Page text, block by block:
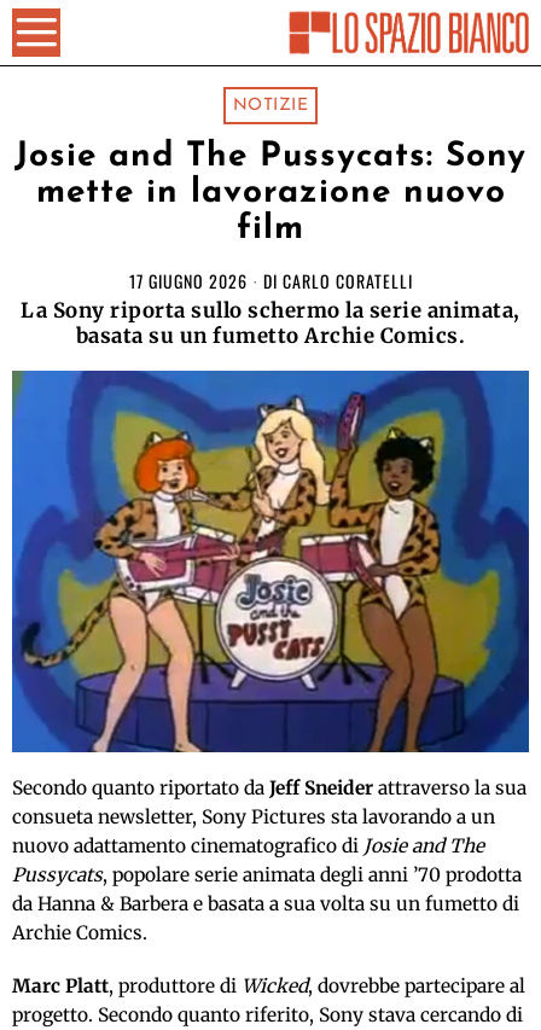
NOTIZIE
Josie and The Pussycats: Sony
mette in lavorazione nuovo
film
17 GIUGNO 2026 DI CARLO CORATELLI
La Sony riporta sullo schermo la serie animata,
basata su un fumetto Archie Comics.
Secondo quanto riportato da Jeff Sneider attraverso la sua
consueta newsletter, Sony Pictures sta lavorando a un
nuovo adattamento cinematografico di Josie and The
Pussycats, popolare serie animata degli anni ’70 prodotta
da Hanna & Barbera e basata a sua volta su un fumetto di
Archie Comics.
Marc Platt, produttore di Wicked, dovrebbe partecipare al
progetto. Secondo quanto riferito, Sony stava cercando di